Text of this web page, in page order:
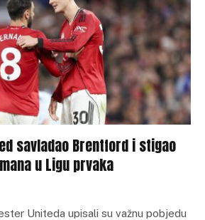
savladao Brentford i stigao
u Ligu prvaka
Uniteda upisali su važnu pobjedu